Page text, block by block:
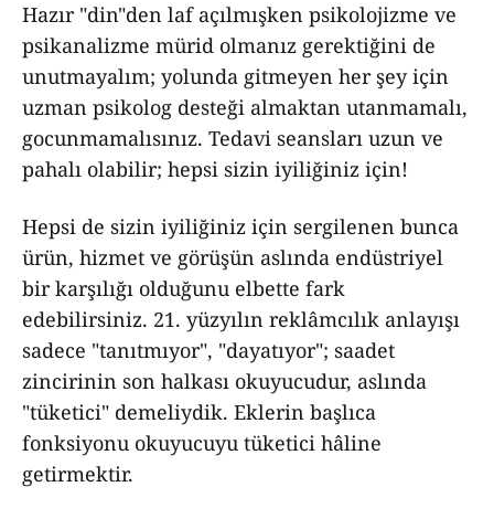
Hazır "din"den laf açılmışken psikolojizme ve
psikanalizme mürid olmanız gerektiğini de
unutmayalım; yolunda gitmeyen her şey için
uzman psikolog desteği almaktan utanmamalı,
gocunmamalısınız. Tedavi seansları uzun ve
pahalı olabilir; hepsi sizin iyiliğiniz için!
Hepsi de sizin iyiliğiniz için sergilenen bunca
ürün, hizmet ve görüşün aslında endüstriyel
bir karşılığı olduğunu elbette fark
edebilirsiniz. 21. yüzyılın reklâmcılık anlayışı
sadece "tanıtmıyor", "dayatıyor"; saadet
zincirinin son halkası okuyucudur, aslında
"tüketici" demeliydik. Eklerin başlıca
fonksiyonu okuyucuyu tüketici hâline
getirmektir.